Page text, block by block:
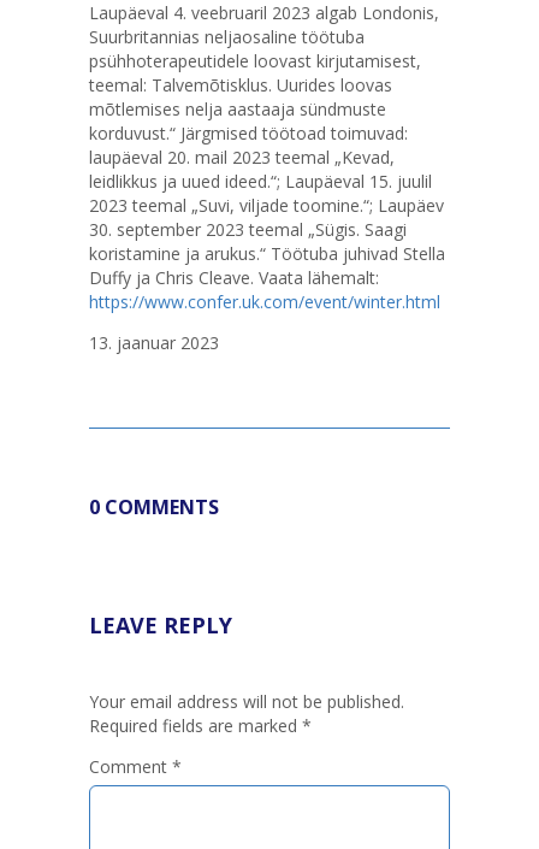
Laupäeval 4. veebruaril 2023 algab Londonis,
Suurbritannias neljaosaline töötuba
psühhoterapeutidele loovast kirjutamisest,
teemal: Talvemõtisklus. Uurides loovas
mõtlemises nelja aastaaja sündmuste
korduvust.“ Järgmised töötoad toimuvad:
laupäeval 20. mail 2023 teemal „Kevad,
leidlikkus ja uued ideed.“; Laupäeval 15. juulil
2023 teemal „Suvi, viljade toomine.“; Laupäev
30. september 2023 teemal „Sügis. Saagi
koristamine ja arukus.“ Töötuba juhivad Stella
Duffy ja Chris Cleave. Vaata lähemalt:
https://www.confer.uk.com/event/winter.html
13. jaanuar 2023
0 COMMENTS
LEAVE REPLY
Your email address will not be published.
Required fields are marked *
Comment *